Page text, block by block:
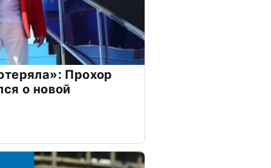
Прохор
о новой